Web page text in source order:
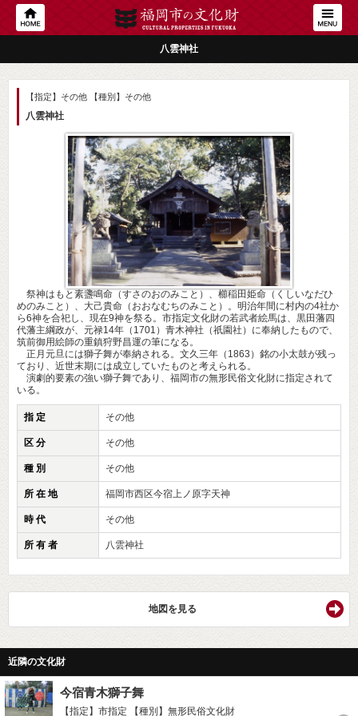
八雲神社
【指定】その他 【種別】その他
八雲神社
祭神はもと素盞鳴命（すさのおのみこと）、櫛稲田姫命（くしいなだひ
めのみこと）、大己貴命（おおなむちのみこと）。明治年間に村内の4社か
ら6神を合祀し、現在9神を祭る。市指定文化財の若武者絵馬は、黒田藩四
代藩主綱政が、元禄14年（1701）青木神社（祇園社）に奉納したもので、
筑前御用絵師の重鎮狩野昌運の筆になる。
正月元旦には獅子舞が奉納される。文久三年（1863）銘の小太鼓が残っ
ており、近世末期には成立していたものと考えられる。
演劇的要素の強い獅子舞であり、福岡市の無形民俗文化財に指定されて
いる。
指 定 その他
区 分 その他
種 別 その他
所 在 地 福岡市西区今宿上ノ原字天神
時 代 その他
所 有 者 八雲神社
地図を見る
近隣の文化財
今宿青木獅子舞
【指定】市指定 【種別】無形民俗文化財